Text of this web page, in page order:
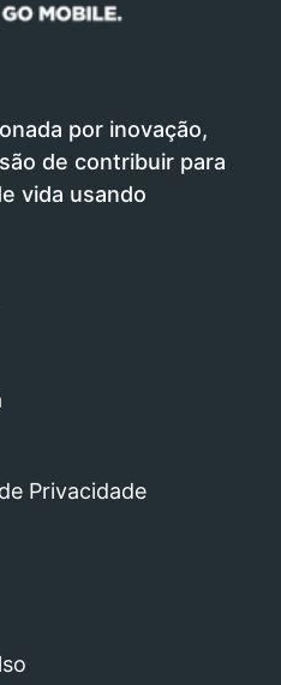
por inovação,
de contribuir para
vida usando
Privacidade